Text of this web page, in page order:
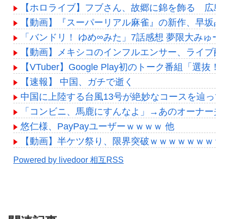
【ホロライブ】フブさん、故郷に錦を飾る 広島
【動画】『スーパーリアル麻雀』の新作、早坂
「バンドリ！ ゆめ∞みた」7話感想 夢限大みゅ
【動画】メキシコのインフルエンサー、ライブ配
【VTuber】Google Play初のトーク番組「選抜
【速報】 中国、ガチで逝く
中国に上陸する台風13号が絶妙なコースを辿っ
「コンビニ、馬鹿にすんなよ」→あのオーナー夫
悠仁様、PayPayユーザーｗｗｗｗ 他
【動画】半ケツ祭り、限界突破ｗｗｗｗｗｗｗｗ
Powered by livedoor 相互RSS